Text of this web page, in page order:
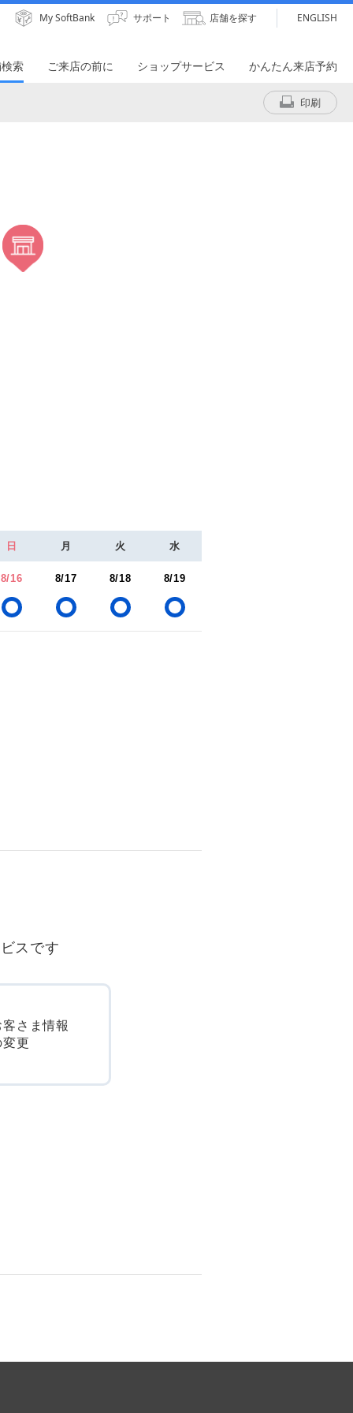
My SoftBank サポート 店舗を探す ENGLISH
索 ご来店の前に ショップサービス かんたん来店予約
印刷
日 月 火 水
8/16 8/17 8/18 8/19
スです
客さま情報
変更